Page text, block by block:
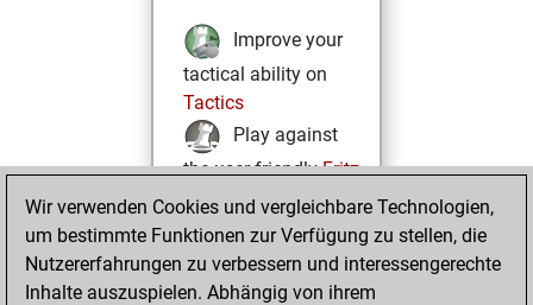
Improve your
tactical ability on
Tactics
Play against
the user friendlyFritz
Test and
improve your
openings knowledge
onMyMoves
Wir verwenden Cookies und vergleichbare Technologien,
um bestimmte Funktionen zur Verfügung zu stellen, die
Nutzererfahrungen zu verbessern und interessengerechte
Inhalte auszuspielen. Abhängig von ihrem